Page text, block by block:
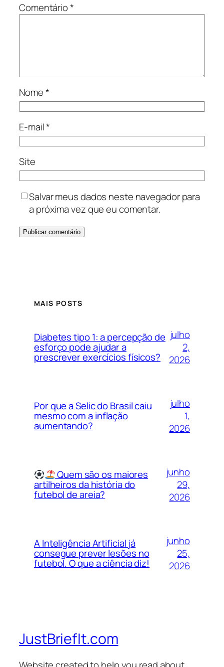
Comentário*
Nome*
E-mail*
Site
Salvar meus dados neste navegador para
a próxima vez que eu comentar.
MAIS POSTS
Diabetes tipo 1: a percepção de
esforço pode ajudar a
prescrever exercícios físicos?
julho
2,
2026
Por que a Selic do Brasil caiu
mesmo com a inflação
aumentando?
julho
1,
2026
Quem são os maiores
artilheiros da história do
futebol de areia?
junho
29,
2026
A Inteligência Artificial já
consegue prever lesões no
futebol. O que a ciência diz!
junho
25,
2026
JustBriefIt.com